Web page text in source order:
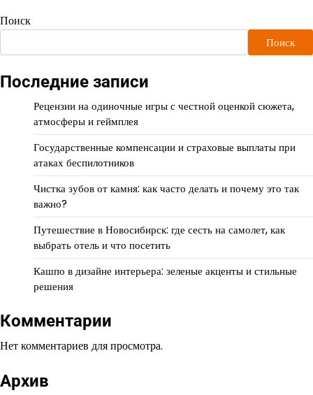
Поиск
Поиск
Последние записи
Рецензии на одиночные игры с честной оценкой сюжета,
атмосферы и геймплея
Государственные компенсации и страховые выплаты при
атаках беспилотников
Чистка зубов от камня: как часто делать и почему это так
важно?
Путешествие в Новосибирск: где сесть на самолет, как
выбрать отель и что посетить
Кашпо в дизайне интерьера: зеленые акценты и стильные
решения
Комментарии
Нет комментариев для просмотра.
Архив